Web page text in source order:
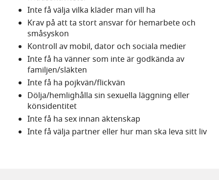
Inte få välja vilka kläder man vill ha
Krav på att ta stort ansvar för hemarbete och
småsyskon
Kontroll av mobil, dator och sociala medier
Inte få ha vänner som inte är godkända av
familjen/släkten
Inte få ha pojkvän/flickvän
Dölja/hemlighålla sin sexuella läggning eller
könsidentitet
Inte få ha sex innan äktenskap
Inte få välja partner eller hur man ska leva sitt liv